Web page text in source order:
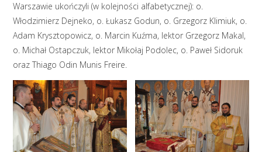
Warszawie ukończyli (w kolejności alfabetycznej): o.
Włodzimierz Dejneko, o. Łukasz Godun, o. Grzegorz Klimiuk, o.
Adam Krysztopowicz, o. Marcin Kuźma, lektor Grzegorz Makal,
o. Michał Ostapczuk, lektor Mikołaj Podolec, o. Paweł Sidoruk
oraz Thiago Odin Munis Freire.